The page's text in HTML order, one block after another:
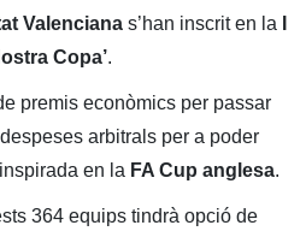
Valenciana s’han inscrit en la
Copa’.
premis econòmics per passar
arbitrals per a poder
inspirada en la FA Cup anglesa.
364 equips tindrà opció de